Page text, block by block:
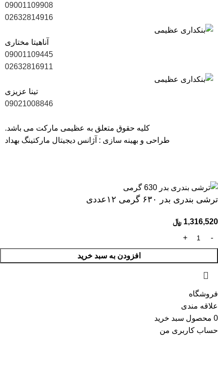
09001109908
02632814916
آناهیتا مختاری
09001109445
02632816911
تینا عزیزی
09021008846
کلیه حقوق متعلق به عظیمی مارکت می باشد.
طراحی و بهینه سازی : آژانس دیجیتال مارکتینگ بهداد
ترشی بندری بدر ۶۳۰ گرمی ۱۲عددی
1,316,520 ﷼
افزودن به سبد خرید
فروشگاه
علاقه مندی
0 محصول سبد خرید
حساب کاربری من